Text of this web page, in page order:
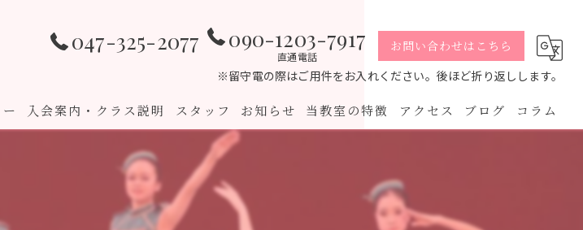
047-325-2077 090-1203-7917
直通電話
お問い合わせはこちら
※留守電の際はご用件をお入れください。後ほど折り返しします。
入会案内・クラス説明 スタッフ お知らせ 当教室の特徴 アクセス ブログ コラム